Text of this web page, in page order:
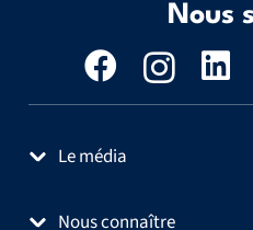
Nous
Le média
Nous connaître